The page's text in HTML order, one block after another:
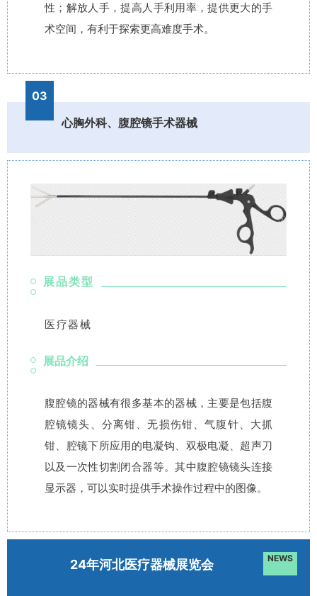
性；解放人手，提高人手利用率，提供更大的手
术空间，有利于探索更高难度手术。
03
心胸外科、腹腔镜手术器械
展品类型
医疗器械
展品介绍
腹腔镜的器械有很多基本的器械，主要是包括腹
腔镜镜头、分离钳、无损伤钳、气腹针、大抓
钳、腔镜下所应用的电凝钩、双极电凝、超声刀
以及一次性切割闭合器等。其中腹腔镜镜头连接
显示器，可以实时提供手术操作过程中的图像。
24年河北医疗器械展览会 NEWS